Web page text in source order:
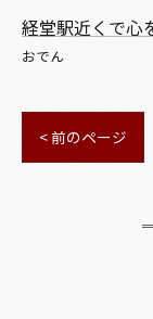
経堂駅近くで心
おでん
< 前のページ